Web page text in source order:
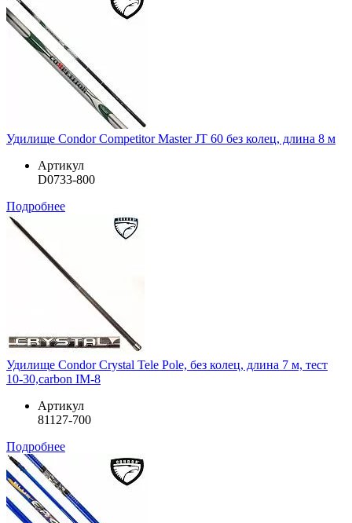
Удилище Condor Competitor Master JT 60 без колец, длина 8 м
Артикул
D0733-800
Подробнее
Удилище Condor Crystal Tele Pole, без колец, длина 7 м, тест
10-30,carbon IM-8
Артикул
81127-700
Подробнее